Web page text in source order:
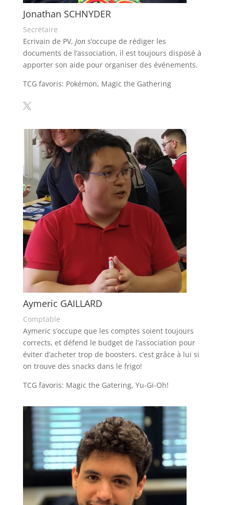
Jonathan SCHNYDER
Secrétaire
Ecrivain de PV, Jons’occupe de rédiger les
documents de l’association, il est toujours disposé à
apporter son aide pour organiser des événements.
TCG favoris: Pokémon, Magic the Gathering
Aymeric GAILLARD
Comptable
Aymeric s’occupe que les comptes soient toujours
corrects, et défend le budget de l’association pour
éviter d’acheter trop de boosters. c’est grâce à lui si
on trouve des snacks dans le frigo!
TCG favoris: Magic the Gatering, Yu-Gi-Oh!